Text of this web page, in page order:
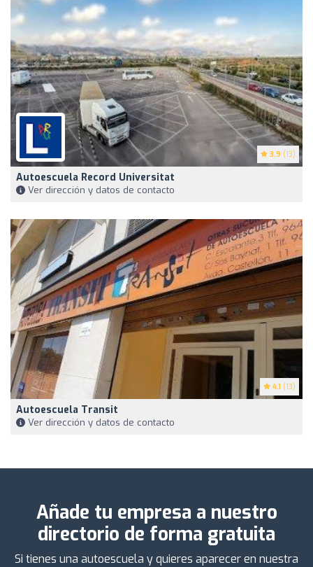
3.9 (13)
Autoescuela Record Universitat
Ver dirección y datos de contacto
4.1 (13)
Autoescuela Transit
Ver dirección y datos de contacto
Añade tu empresa a nuestro
directorio de forma gratuita
Si tienes una autoescuela y quieres aparecer en nuestra